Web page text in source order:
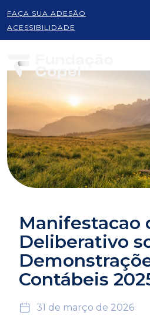
FAÇA SUA ADESÃO
ACESSIBILIDADE
Manifestacao
Deliberativo
Contábeis
31 de março de 2026